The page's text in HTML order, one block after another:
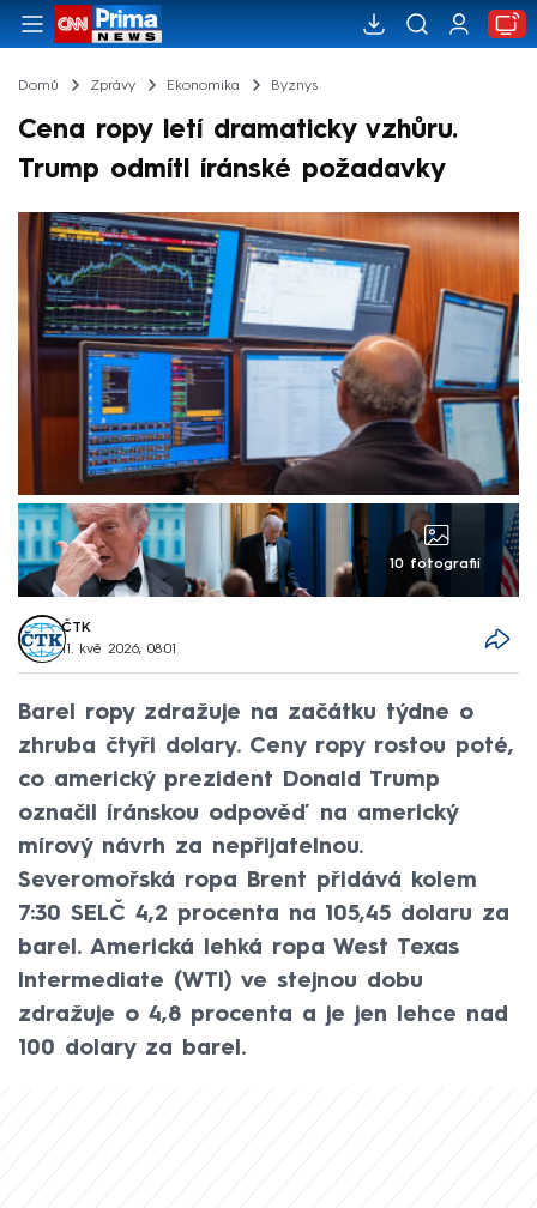
Domů Zprávy Ekonomika Byznys
Cena ropy letí dramaticky vzhůru.
Trump odmítl íránské požadavky
10 fotografií
ČTK
11. kvě 2026, 08:01
Barel ropy zdražuje na začátku týdne o
zhruba čtyři dolary. Ceny ropy rostou poté,
co americký prezident Donald Trump
označil íránskou odpověď na americký
mírový návrh za nepřijatelnou.
Severomořská ropa Brent přidává kolem
7:30 SELČ 4,2 procenta na 105,45 dolaru za
barel. Americká lehká ropa West Texas
Intermediate (WTI) ve stejnou dobu
zdražuje o 4,8 procenta a je jen lehce nad
100 dolary za barel.